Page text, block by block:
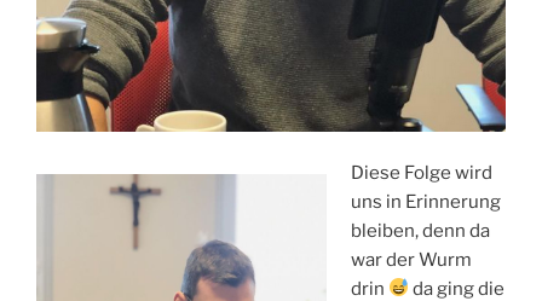
Diese Folge wird
uns in Erinnerung
bleiben, denn da
war der Wurm
drin
da ging die